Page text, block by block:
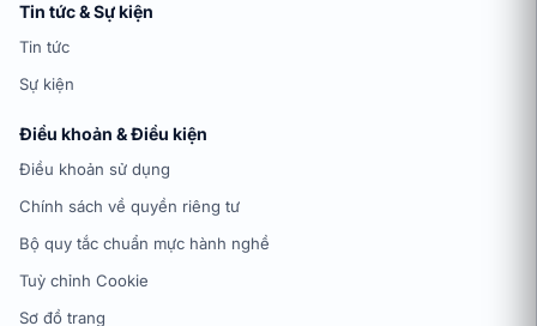
Tin tức & Sự kiện
Tin tức
Sự kiện
Điều khoản & Điều kiện
Điều khoản sử dụng
Chính sách về quyền riêng tư
Bộ quy tắc chuẩn mực hành nghề
Tuỳ chỉnh Cookie
Sơ đồ trang